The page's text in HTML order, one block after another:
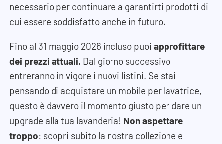
necessario per continuare a garantirti prodotti di
cui essere soddisfatto anche in futuro.
Fino al 31 maggio 2026 incluso puoiapprofittare
dei prezzi attuali. Dal giorno successivo
entreranno in vigore i nuovi listini. Se stai
pensando di acquistare un mobile per lavatrice,
questo è davvero il momento giusto per dare un
upgrade alla tua lavanderia! Non aspettare
troppo: scopri subito la nostra collezione e